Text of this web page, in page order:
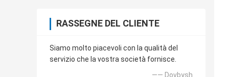
RASSEGNE DEL CLIENTE
Siamo molto piacevoli con la qualità del
servizio che la vostra società fornisce.
—— Dovbysh